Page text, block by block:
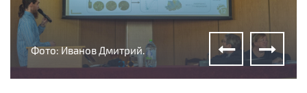
Фото: Иванов Дмитрий.
Фото: Иванов Дмитрий.
Фото: Иванов Дмитрий.
Фото: Иванов Дмитрий.
Фото: Иванов Дмитрий.
Фото: Иванов Дмитрий.